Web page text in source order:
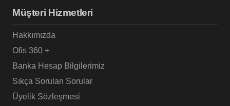
Müşteri Hizmetleri
Hakkımızda
Ofis 360 +
Banka Hesap Bilgilerimiz
Sıkça Sorulan Sorular
Üyelik Sözleşmesi